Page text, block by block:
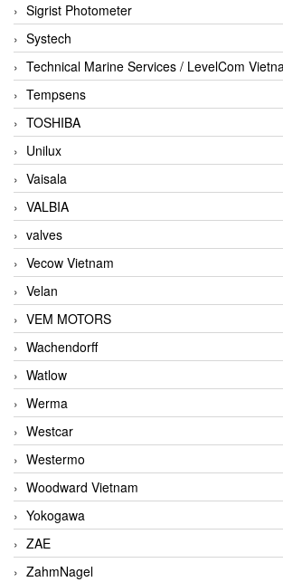
Sigrist Photometer
Systech
Technical Marine Services / LevelCom
Tempsens
TOSHIBA
Unilux
Vaisala
VALBIA
valves
Vecow Vietnam
Velan
VEM MOTORS
Wachendorff
Watlow
Werma
Westcar
Westermo
Woodward Vietnam
Yokogawa
ZAE
ZahmNagel